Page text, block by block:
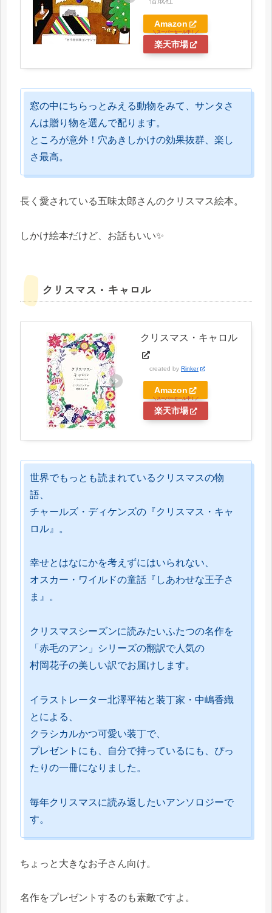
Amazon
楽天市場
窓の中にちらっとみえる動物をみて、サンタさ
んは贈り物を選んで配ります。
ところが意外！穴あきしかけの効果抜群、楽し
さ最高。
長く愛されている五味太郎さんのクリスマス絵本。
しかけ絵本だけど、お話もいい✨
クリスマス・キャロル
クリスマス・キャロル
created by Rinker
Amazon
楽天市場
世界でもっとも読まれているクリスマスの物
語、
チャールズ・ディケンズの『クリスマス・キャ
ロル』。
幸せとはなにかを考えずにはいられない、
オスカー・ワイルドの童話『しあわせな王子さ
ま』。
クリスマスシーズンに読みたいふたつの名作を
「赤毛のアン」シリーズの翻訳で人気の
村岡花子の美しい訳でお届けします。
イラストレーター北澤平祐と装丁家・中嶋香織
とによる、
クラシカルかつ可愛い装丁で、
プレゼントにも、自分で持っているにも、ぴっ
たりの一冊になりました。
毎年クリスマスに読み返したいアンソロジーで
す。
ちょっと大きなお子さん向け。
名作をプレゼントするのも素敵ですよ。